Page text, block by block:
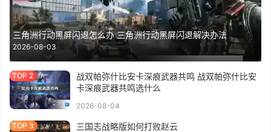
三角洲行动黑屏闪退怎么办 三角洲行动黑屏闪退解决办法
2026-08-03
战双帕弥什比安卡深痕武器共鸣 战双帕弥什比安
卡深痕武器共鸣选什么
2026-08-04
三国志战略版如何打败赵云